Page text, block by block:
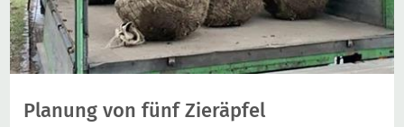
Planung von fünf Zieräpfel